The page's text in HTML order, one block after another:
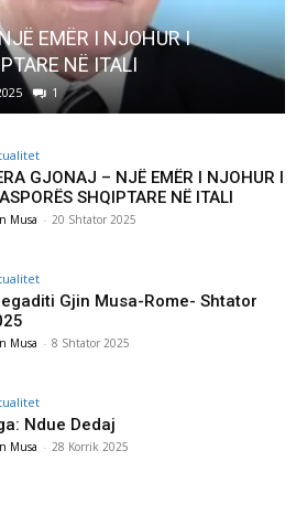
I
AKTUALITET
Pregaditi Gjin
GJONAJ – NJË EMËR I NJOHUR I
SHQIPTARE NË ITALI
Musa - 20 Shtator 2025
Gjin Musa-Rome- Shtator
Musa - 8 Shtator 2025
Ndue Dedaj
Musa - 28 Korrik 2025